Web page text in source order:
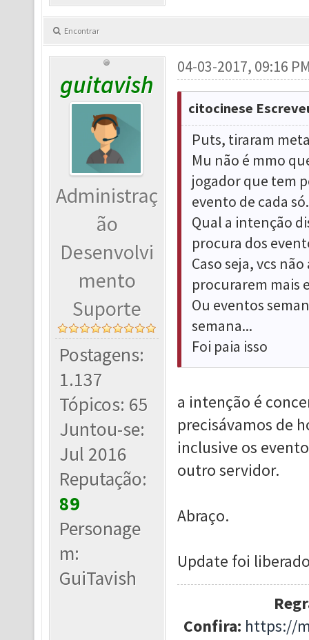
Encontrar
guitavish
Administraç
ão
Desenvolvi
mento
Suporte
Postagens:
1.137
Tópicos: 65
Juntou-se:
Jul 2016
Reputação:
89
Personage
m:
GuiTavish
04-03-2017, 09:16
citocinese
Puts, tiraram
Mu não é mmo
jogador que tem
evento de cada
Qual a intenção
procura dos
Caso seja, vcs
procurarem mais
Ou eventos
semana...
Foi paia isso
a intenção é
precisávamos de
inclusive os
outro servidor.
Abraço.
Update foi
Confira: https://